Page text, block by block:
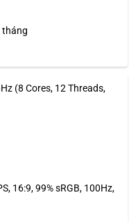
tháng
(8 Cores, 12 Threads,
16:9, 99% sRGB, 100Hz,